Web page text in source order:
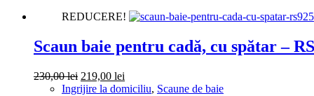
REDUCERE!
Scaun baie pentru cadă, cu spătar –
230,00lei Prețul
inițial
219,00 lei
curent
Ingrijire la domiciliu, Scaune de baie